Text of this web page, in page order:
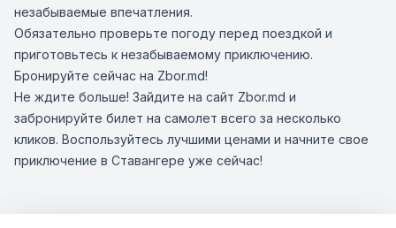
незабываемые впечатления.
Обязательно проверьте погоду перед поездкой и
приготовьтесь к незабываемому приключению.
Бронируйте сейчас на Zbor.md!
Не ждите больше! Зайдите на сайт Zbor.md и
забронируйте билет на самолет всего за несколько
кликов. Воспользуйтесь лучшими ценами и начните свое
приключение в Ставангере уже сейчас!